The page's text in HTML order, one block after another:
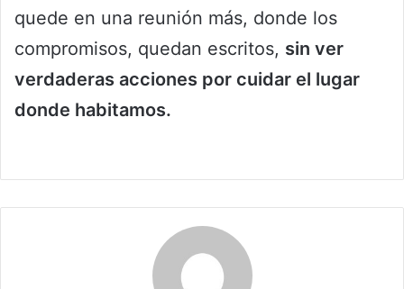
quede en una reunión más, donde los
compromisos, quedan escritos, sin ver
verdaderas acciones por cuidar el lugar
donde habitamos.